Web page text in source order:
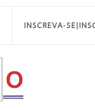
INSCREVA-